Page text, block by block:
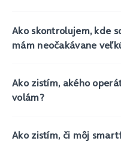
Ako skontrolujem, kde
mám neočakávane
Ako zistím, akého
volám?
Ako zistím, či môj